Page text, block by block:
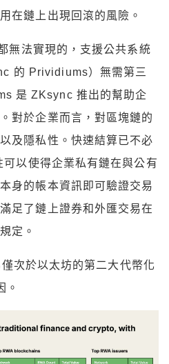
在鏈上出現回滾的風險。
無法實現的，支援公共系統
的 Prividiums）無需第三
是 ZKsync 推出的幫助企
對於企業而言，對區塊鏈的
及隱私性。快速結算已不必
以使得企業私有鏈在與公有
身的帳本資訊即可驗證交易
足了鏈上證券和外匯交易在
定。
次於以太坊的第二大代幣化
。